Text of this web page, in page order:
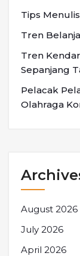
Tips
Tren
Tren
Sepanjang
Pelacak
Olahraga
August 2026
July 2026
April 2026